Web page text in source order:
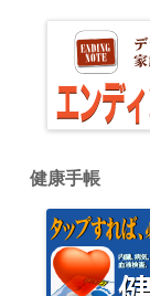
健康手帳